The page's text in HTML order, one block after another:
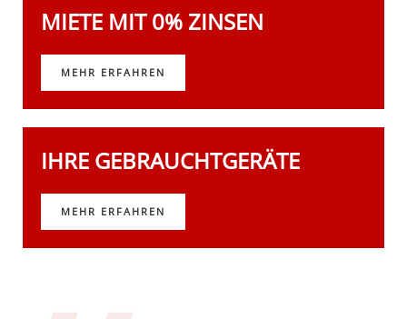
MIETE MIT 0% ZINSEN
MEHR ERFAHREN
IHRE GEBRAUCHTGERÄTE
MEHR ERFAHREN